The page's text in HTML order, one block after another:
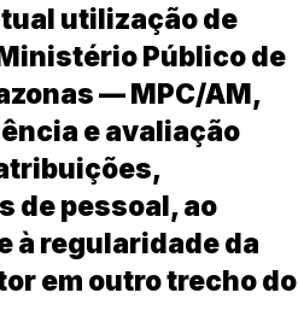
utilização de
Público de
— MPC/AM,
e avaliação
de pessoal, ao
à regularidade da
em outro trecho do